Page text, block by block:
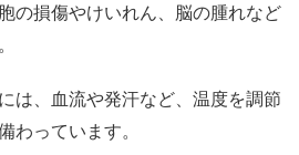
の損傷やけいれん、脳の腫れなど
は、血流や発汗など、温度を調節
わっています。